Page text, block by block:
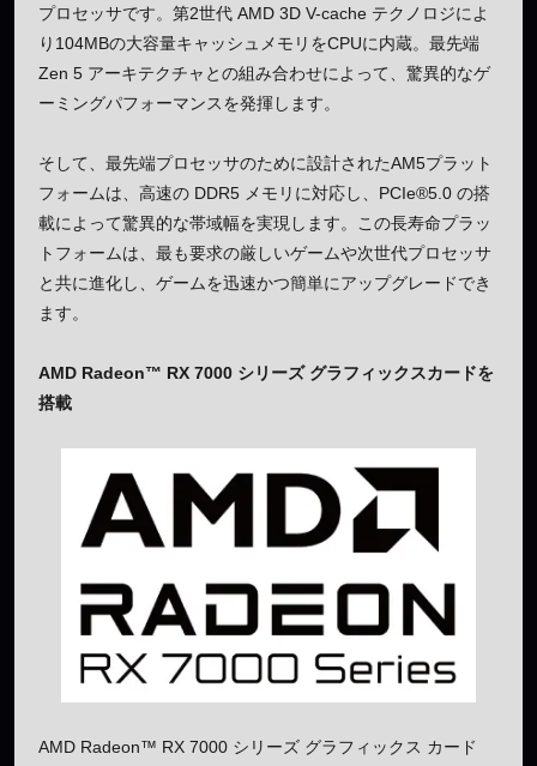
プロセッサです。第2世代 AMD 3D V-cache テクノロジによ
り104MBの大容量キャッシュメモリをCPUに内蔵。最先端
Zen 5 アーキテクチャとの組み合わせによって、驚異的なゲ
ーミングパフォーマンスを発揮します。
そして、最先端プロセッサのために設計されたAM5プラット
フォームは、高速の DDR5 メモリに対応し、PCIe®5.0 の搭
載によって驚異的な帯域幅を実現します。この長寿命プラッ
トフォームは、最も要求の厳しいゲームや次世代プロセッサ
と共に進化し、ゲームを迅速かつ簡単にアップグレードでき
ます。
AMD Radeon™ RX 7000 シリーズ グラフィックスカードを
搭載
AMD Radeon™ RX 7000 シリーズ グラフィックス カード